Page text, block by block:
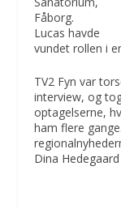
Fåborg.
Lucas havde
vundet rollen i
TV2 Fyn var
interview, og
optagelserne,
ham flere
Dina Hedegaard